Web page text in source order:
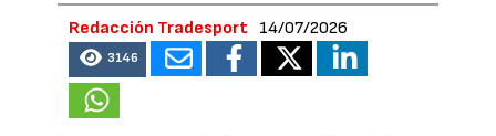
Redacción Tradesport 14/07/2026
3146